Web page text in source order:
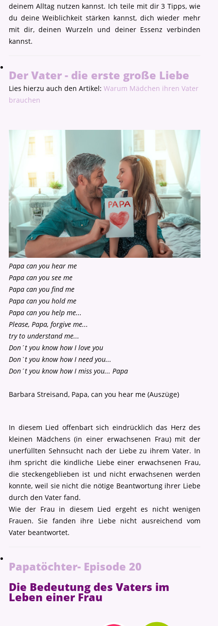
deinem Alltag nutzen kannst. Ich teile mit dir 3 Tipps, wie
du deine Weiblichkeit stärken kannst, dich wieder mehr
mit dir, deinen Wurzeln und deiner Essenz verbinden
kannst.
Der Vater - die erste große Liebe
Lies hierzu auch den Artikel: Warum Mädchen ihren Vater
brauchen
Papa can you hear me
Papa can you see me
Papa can you find me
Papa can you hold me
Papa can you help me...
Please, Papa, forgive me...
try to understand me...
Don´t you know how I love you
Don`t you know how I need you...
Don´t you know how I miss you... Papa
Barbara Streisand, Papa, can you hear me (Auszüge)
In diesem Lied offenbart sich eindrücklich das Herz des
kleinen Mädchens (in einer erwachsenen Frau) mit der
unerfüllten Sehnsucht nach der Liebe zu ihrem Vater. In
ihm spricht die kindliche Liebe einer erwachsenen Frau,
die steckengeblieben ist und nicht erwachsenen werden
konnte, weil sie nicht die nötige Beantwortung ihrer Liebe
durch den Vater fand.
Wie der Frau in diesem Lied ergeht es nicht wenigen
Frauen. Sie fanden ihre Liebe nicht ausreichend vom
Vater beantwortet.
Papatöchter- Episode 20
Die Bedeutung des Vaters im
Leben einer Frau